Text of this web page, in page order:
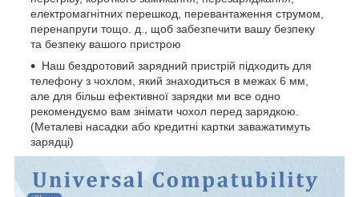
електромагнітних перешкод, перевантаження струмом,
перенапруги тощо. д., щоб забезпечити вашу безпеку
та безпеку вашого пристрою
Наш бездротовий зарядний пристрій підходить для
телефону з чохлом, який знаходиться в межах 6 мм,
але для більш ефективної зарядки ми все одно
рекомендуємо вам знімати чохол перед зарядкою.
(Металеві насадки або кредитні картки заважатимуть
зарядці)